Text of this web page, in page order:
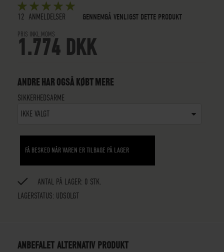
BEDØMMELSE:
5OUT OF5STARS
12 ANMELDELSER GENNEMGÅ VENLIGST DETTE PRODUKT
PRIS INKL.MOMS
1.774 DKK
ANDRE HAR OGSÅ KØBT MERE
SIKKERHEDSARME
IKKE VALGT
FÅ BESKED NÅR VAREN ER TILBAGE PÅ LAGER
LAGERSTATUS: UDSOLGT
ANTAL PÅ LAGER: 0 STK.
ANBEFALET ALTERNATIV PRODUKT